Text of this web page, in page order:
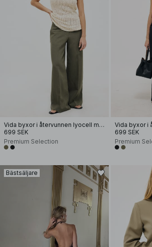
Vida byxor i återvunnen lyocell med mellanhög midja
699 SEK
Premium Selection
699 SEK
Premium
Bästsäljare